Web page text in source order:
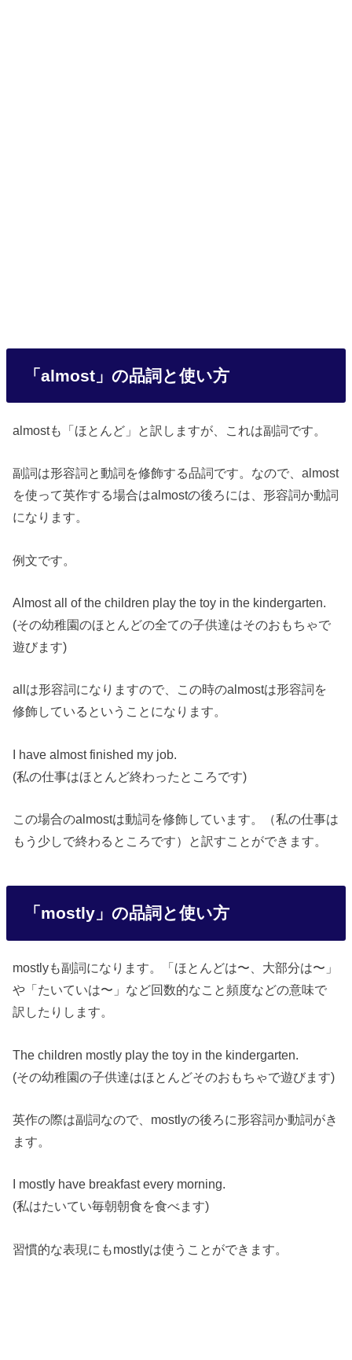
「almost」の品詞と使い方
almostも「ほとんど」と訳しますが、これは副詞です。
副詞は形容詞と動詞を修飾する品詞です。なので、almost
を使って英作する場合はalmostの後ろには、形容詞か動詞
になります。
例文です。
Almost all of the children play the toy in the kindergarten.
(その幼稚園のほとんどの全ての子供達はそのおもちゃで
遊びます)
allは形容詞になりますので、この時のalmostは形容詞を
修飾しているということになります。
I have almost finished my job.
(私の仕事はほとんど終わったところです)
この場合のalmostは動詞を修飾しています。（私の仕事は
もう少しで終わるところです）と訳すことができます。
「mostly」の品詞と使い方
mostlyも副詞になります。「ほとんどは〜、大部分は〜」
や「たいていは〜」など回数的なこと頻度などの意味で
訳したりします。
The children mostly play the toy in the kindergarten.
(その幼稚園の子供達はほとんどそのおもちゃで遊びます)
英作の際は副詞なので、mostlyの後ろに形容詞か動詞がき
ます。
I mostly have breakfast every morning.
(私はたいてい毎朝朝食を食べます)
習慣的な表現にもmostlyは使うことができます。